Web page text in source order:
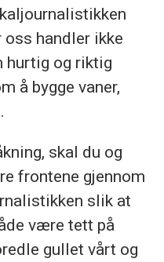
handler ikke
hurtig og riktig
å bygge vaner,
skal du og
frontene gjennom
slik at
være tett på
gullet vårt og